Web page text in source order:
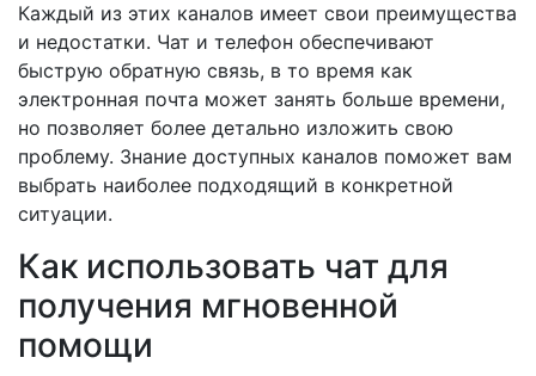
Каждый из этих каналов имеет свои преимущества
и недостатки. Чат и телефон обеспечивают
быструю обратную связь, в то время как
электронная почта может занять больше времени,
но позволяет более детально изложить свою
проблему. Знание доступных каналов поможет вам
выбрать наиболее подходящий в конкретной
ситуации.
Как использовать чат для
получения мгновенной
помощи